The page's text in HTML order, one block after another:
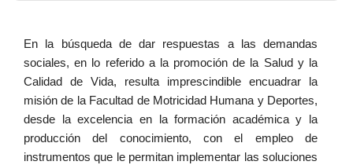
En la búsqueda de dar respuestas a las demandas
sociales, en lo referido a la promoción de la Salud y la
Calidad de Vida, resulta imprescindible encuadrar la
misión de la Facultad de Motricidad Humana y Deportes,
desde la excelencia en la formación académica y la
producción del conocimiento, con el empleo de
instrumentos que le permitan implementar las soluciones